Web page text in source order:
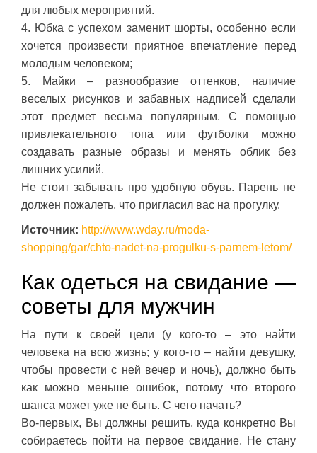
для любых мероприятий.
4. Юбка с успехом заменит шорты, особенно если
хочется произвести приятное впечатление перед
молодым человеком;
5. Майки – разнообразие оттенков, наличие
веселых рисунков и забавных надписей сделали
этот предмет весьма популярным. С помощью
привлекательного топа или футболки можно
создавать разные образы и менять облик без
лишних усилий.
Не стоит забывать про удобную обувь. Парень не
должен пожалеть, что пригласил вас на прогулку.
Источник: http://www.wday.ru/moda-
shopping/gar/chto-nadet-na-progulku-s-parnem-letom/
Как одеться на свидание —
советы для мужчин
На пути к своей цели (у кого-то – это найти
человека на всю жизнь; у кого-то – найти девушку,
чтобы провести с ней вечер и ночь), должно быть
как можно меньше ошибок, потому что второго
шанса может уже не быть. С чего начать?
Во-первых, Вы должны решить, куда конкретно Вы
собираетесь пойти на первое свидание. Не стану